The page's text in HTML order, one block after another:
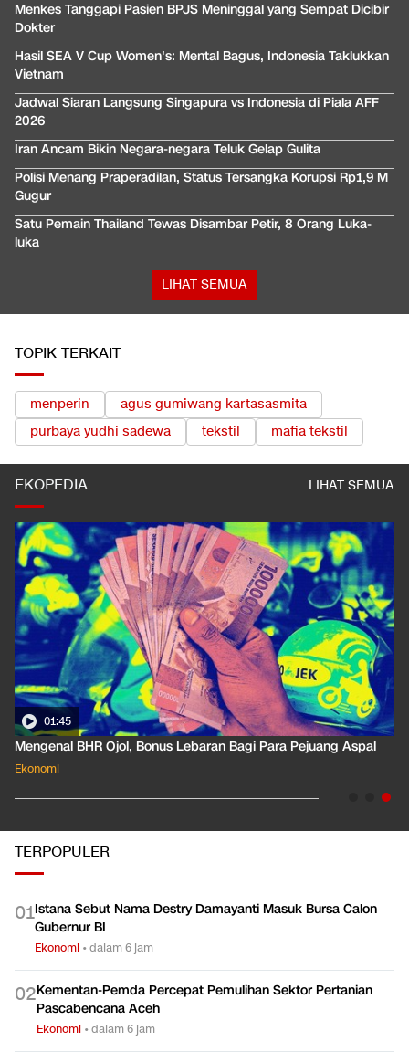
Menkes Tanggapi Pasien BPJS Meninggal yang Sempat Dicibir
Dokter
Hasil SEA V Cup Women's: Mental Bagus, Indonesia Taklukkan
Vietnam
Jadwal Siaran Langsung Singapura vs Indonesia di Piala AFF
2026
Iran Ancam Bikin Negara-negara Teluk Gelap Gulita
Polisi Menang Praperadilan, Status Tersangka Korupsi Rp1,9 M
Gugur
Satu Pemain Thailand Tewas Disambar Petir, 8 Orang Luka-
luka
LIHAT SEMUA
TOPIK TERKAIT
menperin
agus gumiwang kartasasmita
purbaya yudhi sadewa
tekstil mafia tekstil
EKOPEDIA LIHAT SEMUA
01:45
Mengenal BHR Ojol, Bonus Lebaran Bagi Para Pejuang Aspal
Ekonomi
TERPOPULER
01Istana Sebut Nama Destry Damayanti Masuk Bursa Calon
Gubernur BI
Ekonomi •dalam 6 jam
02Kementan-Pemda Percepat Pemulihan Sektor Pertanian
Pascabencana Aceh
Ekonomi •dalam 6 jam